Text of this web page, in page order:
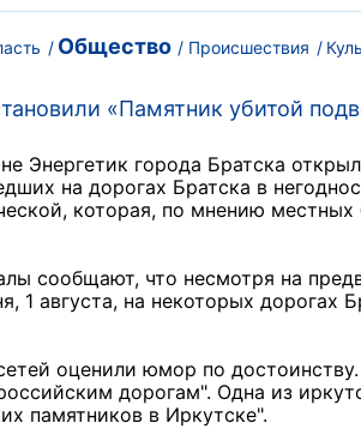
Общество Происшествия
«Памятник убитой
Энергетик города Братска
на дорогах Братска в
которая, по мнению
сообщают, что несмотря на
1 августа, на некоторых
оценили юмор по
дорогам". Одна из
памятников в Иркутске".